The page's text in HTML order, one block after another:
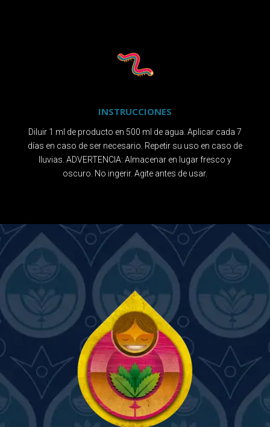
INSTRUCCIONES
Diluir 1 ml de producto en 500 ml de agua. Aplicar cada 7
días en caso de ser necesario. Repetir su uso en caso de
lluvias. ADVERTENCIA: Almacenar en lugar fresco y
oscuro. No ingerir. Agite antes de usar.